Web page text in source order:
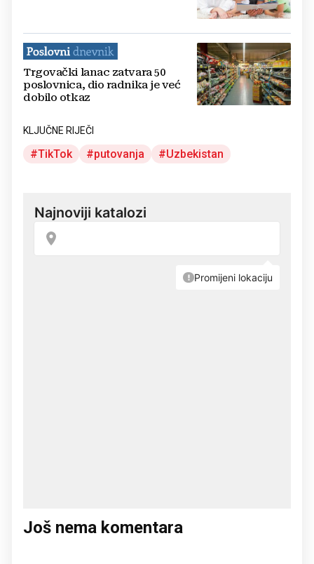
Trgovački lanac zatvara 50
poslovnica, dio radnika je već
dobilo otkaz
KLJUČNE RIJEČI
TikTok putovanja Uzbekistan
Još nema komentara